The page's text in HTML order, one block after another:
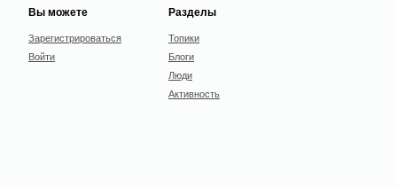
Вы можете
Зарегистрироваться
Войти
Разделы
Топики
Блоги
Люди
Активность